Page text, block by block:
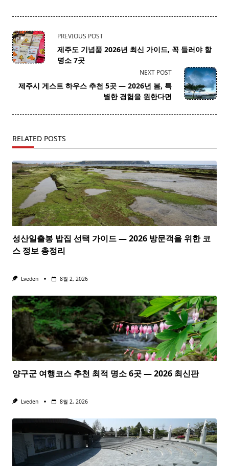
<span
class="nav-
subtitle
reader-
PREVIOUS POST
제주도 기념품 2026년 최신 가이드, 꼭 들러야 할
명소 7곳
NEXT POST
제주시 게스트 하우스 추천 5곳 — 2026년 봄, 특
별한 경험을 원한다면
RELATED POSTS
성산일출봉 밥집 선택 가이드 — 2026 방문객을 위한 코
스 정보 총정리
Lveden 8월 2, 2026
양구군 여행코스 추천 최적 명소 6곳 — 2026 최신판
Lveden 8월 2, 2026